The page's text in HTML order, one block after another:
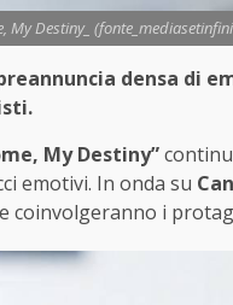
My Destiny_
densa di
My Destiny”
emotivi. In onda su
coinvolgeranno i